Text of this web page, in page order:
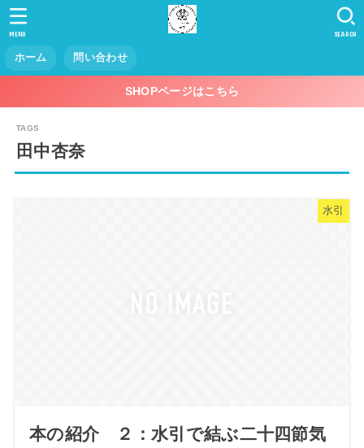
ホーム 問い合わせ
SEARCH
MENU
SHOPページはこちら
田中杏奈
水引
本の紹介 ２：水引で結ぶ二十四節気